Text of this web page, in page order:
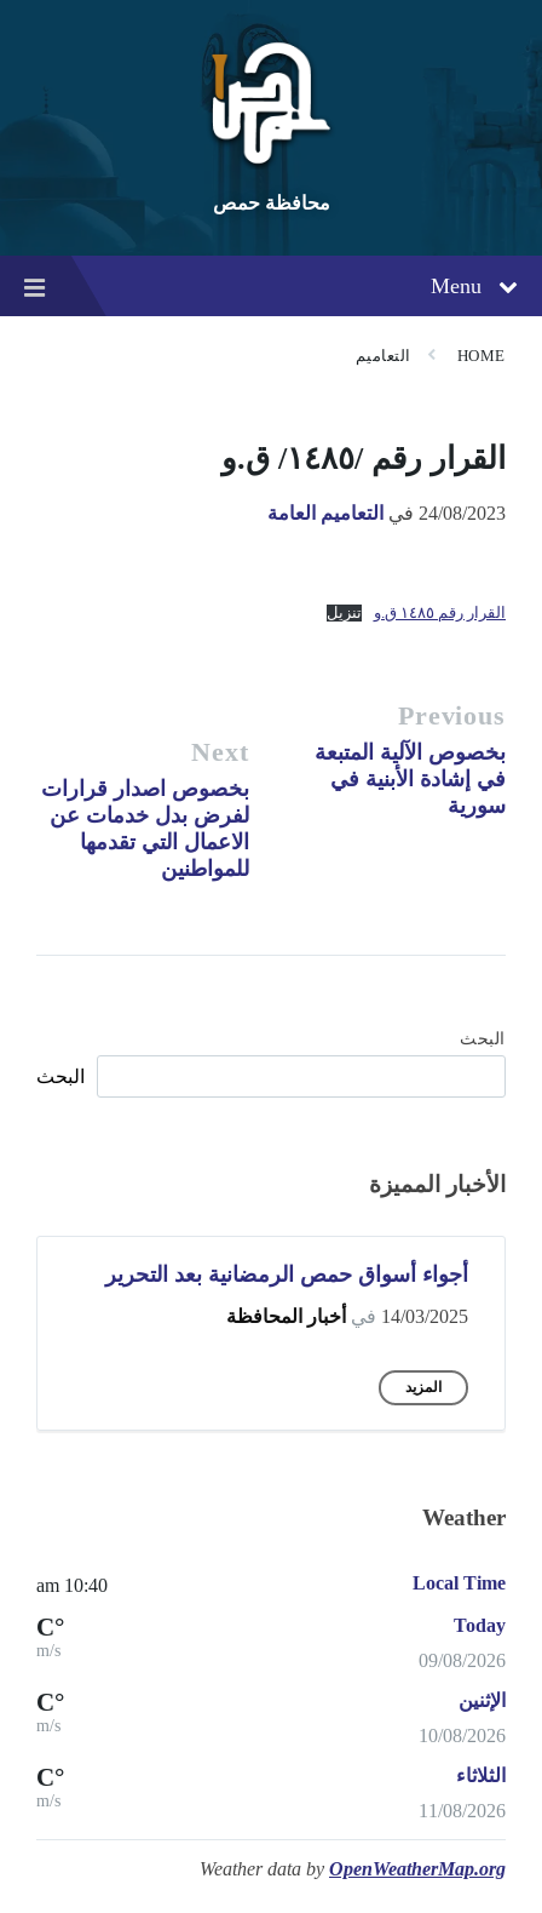
content
main
navigation
footer
محافظة حمص
Menu
HOME التعاميم
القرار رقم /١٤٨٥/ ق.و
24/08/2023 في التعاميم العامة
القرار رقم ١٤٨٥ ق.و تنزيل
Previous
بخصوص الآلية المتبعة
في إشادة الأبنية في
سورية
Next
بخصوص اصدار قرارات
لفرض بدل خدمات عن
الاعمال التي تقدمها
للمواطنين
البحث
البحث
الأخبار المميزة
أجواء أسواق حمص الرمضانية بعد التحرير
14/03/2025 في أخبار المحافظة
المزيد
Weather
Local Time
10:40 am
Today
09/08/2026
°C
m/s
الإثنين
10/08/2026
°C
m/s
الثلاثاء
11/08/2026
°C
m/s
Weather data by OpenWeatherMap.org